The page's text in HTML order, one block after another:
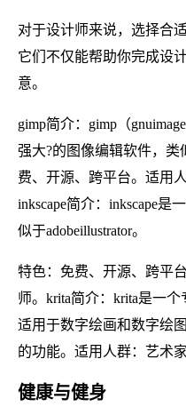
对于设计师来说，选择合
它们不仅能帮助你完成设
意。
gimp简介：gimp（
强大?的图像编辑软件，类
费、开源、跨平台。适用
inkscape简介：inkscape是
似于adobeillustrator。
特色：免费、开源、跨平
师。krita简介：krita是一
适用于数字绘画和数字绘
的功能。适用人群：艺术
健康与健身